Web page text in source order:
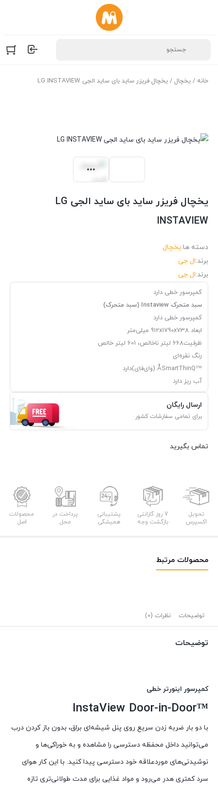
خانه / یخچال / یخچال فریزر ساید بای ساید الجی LG INSTAVIEW
یخچال فریزر ساید بای ساید الجی LG
INSTAVIEW
دسته ها:یخچال
برند:ال جی
برند:ال جی
کمپرسور خطی دارد
سبد متحرک Instaview (سبد متحرک)
کمپرسور خطی دارد
ابعاد ‎912x1790x738‎ میلی‌متر
ظرفیت668 لیتر ناخالص، 601 لیتر خالص
رنگ نقره‌ای
™ÅSmartThinQ (وای‌فای)دارد
آب‌ ریز دارد
ارسال رایگان
برای تمامی سفارشات کشور
تماس بگیرید
تحویل
اکسپرس
7 روز گارانتی
بازگشت وجه
پشتیبانی
همیشگی
پرداخت در
محل
محصولات
اصل
محصولات مرتبط
توضیحات نظرات (0)
توضیحات
کمپرسور اینورتر خطی
™InstaView Door-in-Door
با دو بار ضربه زدن سریع روی پنل شیشه‌ای براق، بدون باز کردن درب
می‌توانید داخل محفظه دسترسی را مشاهده و به خوراکی‌ها و
نوشیدنی‌های موردعلاقه خود دسترسی پیدا کنید. با این کار هوای
سرد کمتری هدر می‌رود و مواد غذایی برای مدت طولانی‌تری تازه